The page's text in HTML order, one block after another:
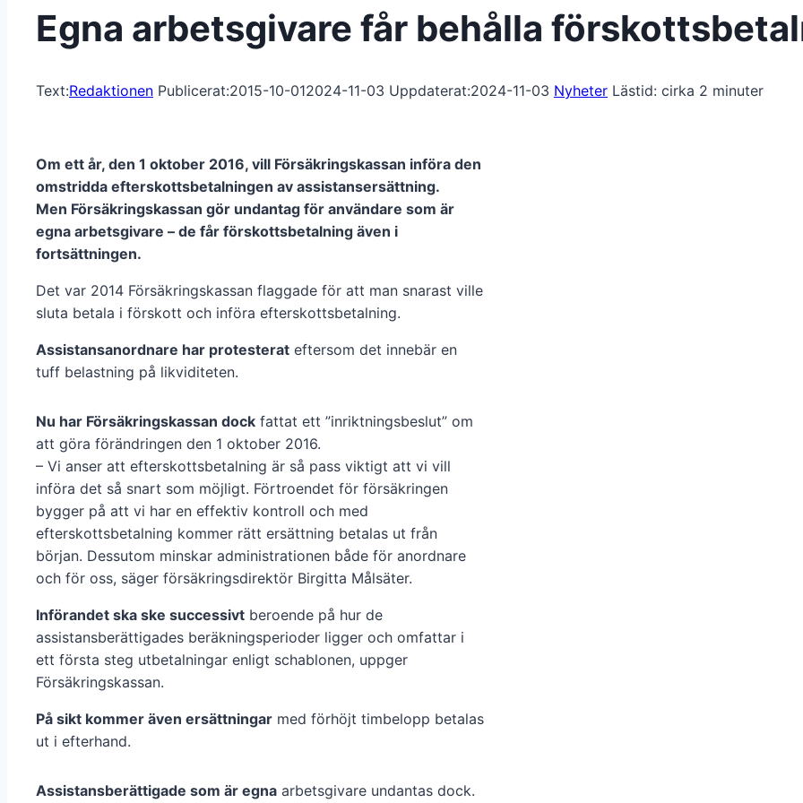
Egna arbetsgivare får behålla
Text:Redaktionen Publicerat:2015-10-012024-11-03 Uppdaterat:2024-11-03 Nyheter Lästid: cirka 2 minuter
Om ett år, den 1 oktober 2016, vill Försäkringskassan införa den
omstridda efterskottsbetalningen av assistansersättning.
Men Försäkringskassan gör undantag för användare som är
egna arbetsgivare – de får förskottsbetalning även i
fortsättningen.
Det var 2014 Försäkringskassan flaggade för att man snarast ville
sluta betala i förskott och införa efterskottsbetalning.
Assistansanordnare har protesterat eftersom det innebär en
tuff belastning på likviditeten.
Nu har Försäkringskassan dock fattat ett ”inriktningsbeslut” om
att göra förändringen den 1 oktober 2016.
– Vi anser att efterskottsbetalning är så pass viktigt att vi vill
införa det så snart som möjligt. Förtroendet för försäkringen
bygger på att vi har en effektiv kontroll och med
efterskottsbetalning kommer rätt ersättning betalas ut från
början. Dessutom minskar administrationen både för anordnare
och för oss, säger försäkringsdirektör Birgitta Målsäter.
Införandet ska ske successivt beroende på hur de
assistansberättigades beräkningsperioder ligger och omfattar i
ett första steg utbetalningar enligt schablonen, uppger
Försäkringskassan.
På sikt kommer även ersättningar med förhöjt timbelopp betalas
ut i efterhand.
Assistansberättigade som är egna arbetsgivare undantas dock.